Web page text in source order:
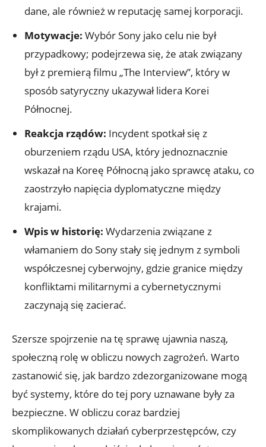
dane, ale również w reputację‌ samej korporacji.
Motywacje: Wybór Sony jako celu nie był
przypadkowy; podejrzewa się,‌ że atak związany
‌był z premierą filmu „The Interview”, który w
sposób⁢ satyryczny ukazywał​ lidera ‌Korei
Północnej.
Reakcja rządów: ⁤Incydent spotkał się⁢ z
oburzeniem rządu⁤ USA, ‌który​ jednoznacznie
wskazał na Koreę Północną jako ⁢sprawcę ataku, co
zaostrzyło‌ napięcia dyplomatyczne między
krajami.
Wpis⁤ w historię: Wydarzenia⁤ związane z⁢
włamaniem do Sony ⁤stały ⁤się jednym z symboli ​
współczesnej ⁣cyberwojny,‍ gdzie granice między
konfliktami ​militarnymi⁣ a‍ cybernetycznymi
zaczynają⁢ się zacierać.
Szersze spojrzenie na tę sprawę ujawnia naszą,⁢
społeczną rolę w obliczu ⁣nowych⁤ zagrożeń. Warto
zastanowić się, jak bardzo ⁤zdezorganizowane mogą
być systemy, ​które do tej pory​ uznawane były‍ za
bezpieczne. W​ obliczu ​coraz bardziej
skomplikowanych​ działań cyberprzestępców, czy